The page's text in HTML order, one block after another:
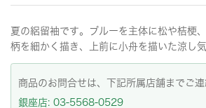
夏の絽留袖です。ブルーを主体に松や桔梗
柄を細かく描き、上前に小舟を描いた涼し気
商品のお問合せは、下記所属店舗までご連
銀座店: 03-5568-0529